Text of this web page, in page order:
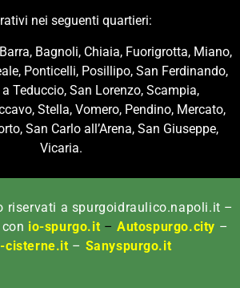
nei seguenti quartieri:
Bagnoli, Chiaia, Fuorigrotta, Miano,
Ponticelli, Posillipo, San Ferdinando,
Teduccio, San Lorenzo, Scampia,
Stella, Vomero, Pendino, Mercato,
San Carlo all’Arena, San Giuseppe,
Vicaria.
a spurgoidraulico.napoli.it –
io-spurgo.it – Autospurgo.city –
cisterne.it – Sanyspurgo.it